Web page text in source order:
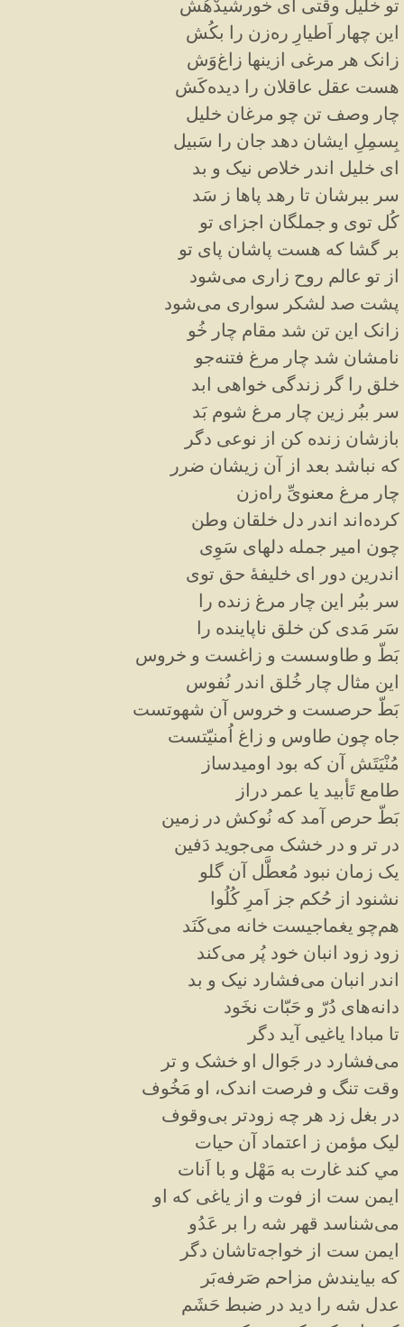
تو خلیل وقتی ای خورشیدْهُش
این چهار اَطیارِ ره‌زن را بکُش
زانک هر مرغی ازینها زاغ‌وَش
هست عقل عاقلان را دیده‌کَش
چار وصف تن چو مرغان خلیل
بِسمِلِ ایشان دهد جان را سَبیل
ای خلیل اندر خلاص نیک و بد
سر ببرشان تا رهد پاها ز سَد
کُل توی و جملگان اجزای تو
بر گشا که هست پاشان پای تو
از تو عالم روح زاری می‌شود
پشت صد لشکر سواری می‌شود
زانک این تن شد مقام چار خُو
نامشان شد چار مرغ فتنه‌جو
خلق را گر زندگی خواهی ابد
سر ببُر زین چار مرغ شوم بَد
بازشان زنده کن از نوعی دگر
که نباشد بعد از آن زیشان ضرر
چار مرغ معنویِّ راه‌زن
کرده‌اند اندر دل خلقان وطن
چون امیر جمله دلهای سَوِی
اندرین دور ای خلیفهٔ حق توی
سر ببُر این چار مرغ زنده را
سَر مَدی کن خلق ناپاینده را
بَطّ و طاوسست و زاغست و خروس
این مثال چار خُلق اندر نُفوس
بَطّ حرصست و خروس آن شهوتست
جاه چون طاوس و زاغ اُمنیّتست
مُنْیَتَش آن که بود اومیدساز
طامع تَأبید یا عمر دراز
بَطّ حرص آمد که نُوكش در زمین
در تر و در خشک می‌جوید دَفین
یک زمان نبود مُعطَّل آن گلو
نشنود از حُکم جز اَمرِ کُلُوا
هم‌چو یغماجیست خانه می‌کَنَد
زود زود انبان خود پُر می‌کند
اندر انبان می‌فشارد نیک و بد
دانه‌های دُرّ و حَبّات نخَود
تا مبادا یاغیی آید دگر
می‌فشارد در جَوال او خشک و تر
وقت تنگ و فرصت اندک، او مَخُوف
در بغل زد هر چه زودتر بی‌وقوف
لیک مؤمن ز اعتماد آن حیات
مي كند غارت به مَهْل و با اَنات
ايمن ست از فوت و از یاغی که او
می‌شناسد قهر شه را بر عَدُو
ايمن ست از خواجه‌تاشان دگر
که بیایندش مزاحم صَرفه‌بَر
عدل شه را دید در ضبط حَشَم